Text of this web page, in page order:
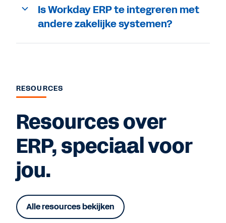
Is Workday ERP te integreren met
andere zakelijke systemen?
RESOURCES
Resources over
ERP, speciaal voor
jou.
Alle resources bekijken